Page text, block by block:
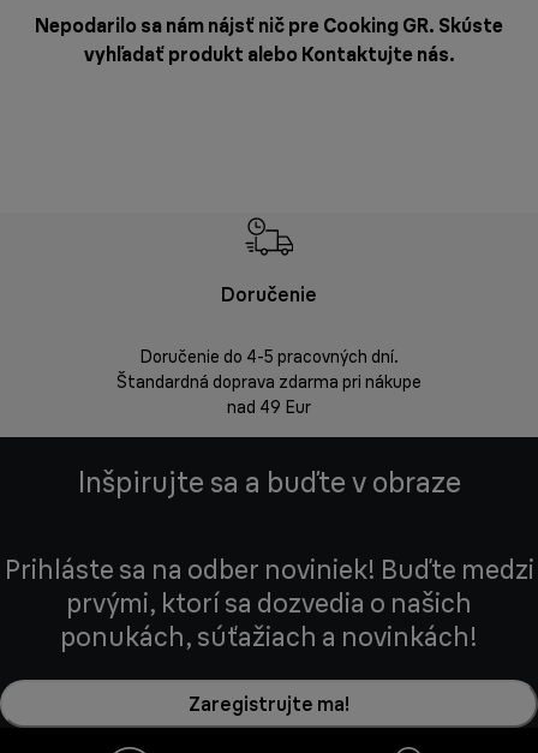
Nepodarilo sa nám nájsť nič pre Cooking GR. Skúste
vyhľadať produkt alebo Kontaktujte nás.
Doručenie
Doručenie do 4-5 pracovných dní.
Štandardná doprava zdarma pri nákupe
nad 49 Eur
Inšpirujte sa a buďte v obraze
Prihláste sa na odber noviniek! Buďte medzi
prvými, ktorí sa dozvedia o našich
ponukách, súťažiach a novinkách!
Zaregistrujte ma!